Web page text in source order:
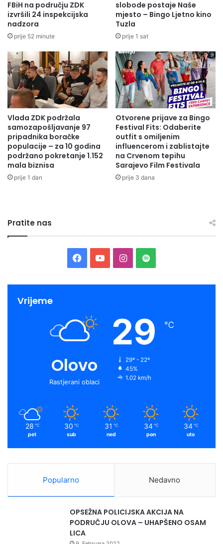
FBiH na području ZDK
izvršili 24 inspekcijska
nadzora
prije 52 minute
slobode postaje Naše
mjesto – Bingo Ljetno kino
Tuzla
prije 1 sat
Vlada ZDK podržala
samozapošljavanje 97
pripadnika boračke
populacije – za 10 godina
podržano pokretanje 1.152
mala biznisa
prije 1 dan
Otvorene prijave za Bingo
Festival Fits: Odaberite
outfit s omiljenim
influencerom i zablistajte
na Crvenom tepihu
Sarajevo Film Festivala
prije 3 dana
Pratite nas
Facebook
YouTubeInstagram
Spotify
Vrijeme
Olovo
Rastjerani oblaci
29 ℃
29º - 22º
45%
1.02 km/h
28 ℃
pet
30 ℃
sub
31 ℃
ned
34 ℃
pon
34 ℃
uto
Popularno Nedavno
OPSEŽNA POLICIJSKA AKCIJA NA
PODRUČJU OLOVA – UHAPŠENO OSAM
LICA